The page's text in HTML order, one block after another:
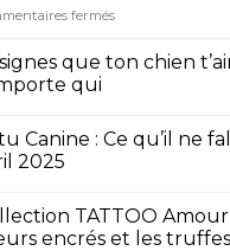
ferméssur
chien
pourquoi
plus
que
que ton chien
qui
Canine : Ce qu’il ne
2025
TATTOO
encrés et les truffes